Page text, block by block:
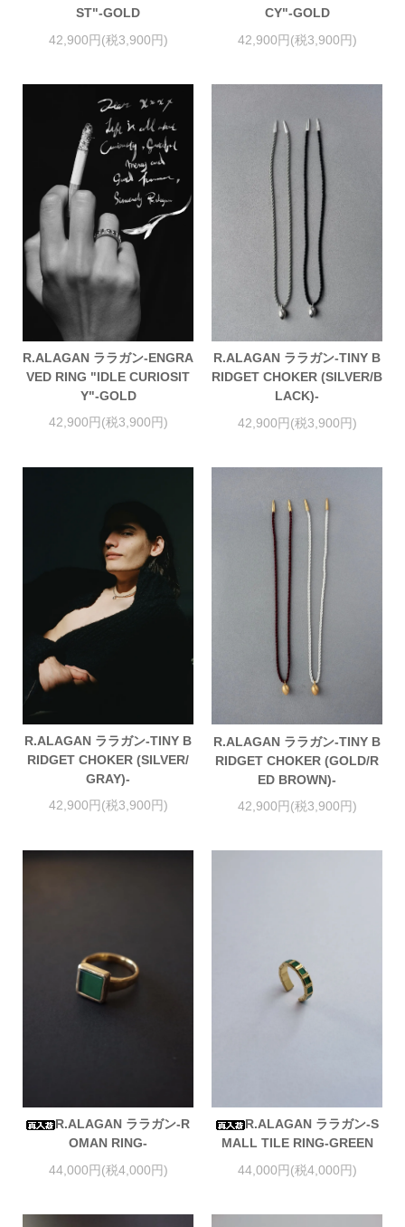
ST"-GOLD
42,900円(税3,900円)
CY"-GOLD
42,900円(税3,900円)
R.ALAGAN ララガン-ENGRA
VED RING "IDLE CURIOSIT
Y"-GOLD
42,900円(税3,900円)
R.ALAGAN ララガン-TINY B
RIDGET CHOKER (SILVER/B
LACK)-
42,900円(税3,900円)
R.ALAGAN ララガン-TINY B
RIDGET CHOKER (SILVER/
GRAY)-
42,900円(税3,900円)
R.ALAGAN ララガン-TINY B
RIDGET CHOKER (GOLD/R
ED BROWN)-
42,900円(税3,900円)
R.ALAGAN ララガン-R
OMAN RING-
44,000円(税4,000円)
R.ALAGAN ララガン-S
MALL TILE RING-GREEN
44,000円(税4,000円)